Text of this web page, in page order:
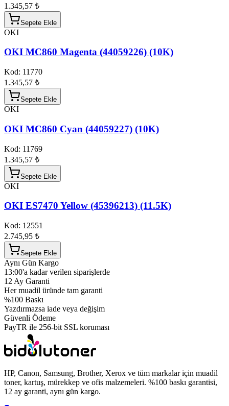
1.345,57 ₺
Sepete Ekle
OKI
OKI MC860 Magenta (44059226) (10K)
Kod: 11770
1.345,57 ₺
Sepete Ekle
OKI
OKI MC860 Cyan (44059227) (10K)
Kod: 11769
1.345,57 ₺
Sepete Ekle
OKI
OKI ES7470 Yellow (45396213) (11.5K)
Kod: 12551
2.745,95 ₺
Sepete Ekle
Aynı Gün Kargo
13:00'a kadar verilen siparişlerde
12 Ay Garanti
Her muadil üründe tam garanti
%100 Baskı
Yazdırmazsa iade veya değişim
Güvenli Ödeme
PayTR ile 256-bit SSL koruması
HP, Canon, Samsung, Brother, Xerox ve tüm markalar için muadil
toner, kartuş, mürekkep ve ofis malzemeleri. %100 baskı garantisi,
12 ay garanti, aynı gün kargo.